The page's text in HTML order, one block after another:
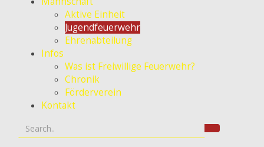
Aktive Einheit
Jugendfeuerwehr
Ehrenabteilung
Infos
Was ist Freiwillige Feuerwehr?
Chronik
Förderverein
Kontakt